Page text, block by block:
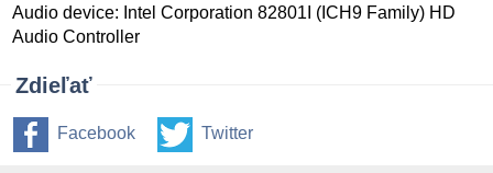
Audio device: Intel Corporation 82801I (ICH9 Family) HD
Audio Controller
Zdieľať
Facebook Twitter